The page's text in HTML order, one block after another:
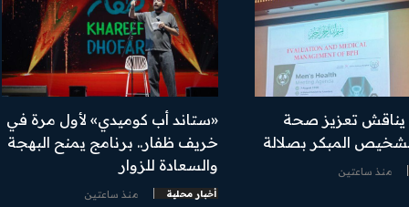
يناقش تعزيز صحة
المبكر بصلالة
منذ ساعتين
​«ستاند أب كوميدي» لأول مرة في
خريف ظفار.. برنامج يمنح البهجة
والسعادة للزوار
أخبار محلية منذ ساعتين